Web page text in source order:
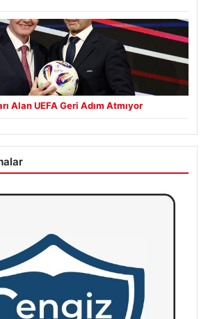
Alan UEFA Geri Adım Atmıyor